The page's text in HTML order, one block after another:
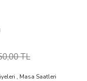
TL
, Masa Saatleri